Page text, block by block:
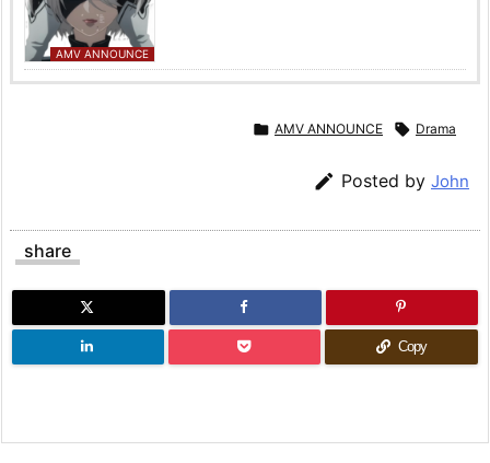
AMV ANNOUNCE
 AMV ANNOUNCE  Drama
 Posted by John
share
Copy